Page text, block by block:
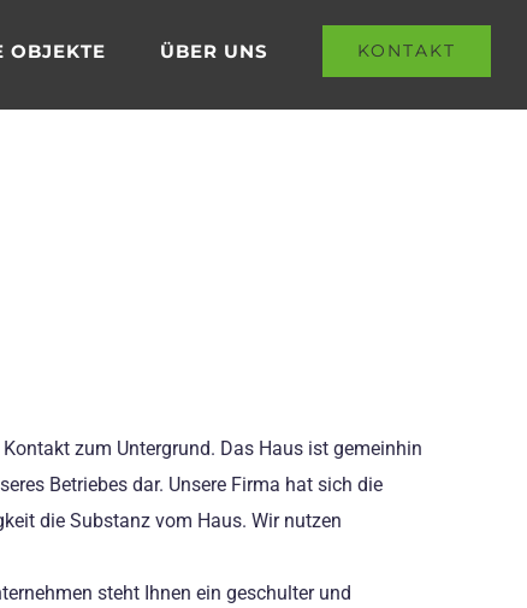
OBJEKTE ÜBER UNS KONTAKT
zum Untergrund. Das Haus ist gemeinhin
Betriebes dar. Unsere Firma hat sich die
die Substanz vom Haus. Wir nutzen
steht Ihnen ein geschulter und